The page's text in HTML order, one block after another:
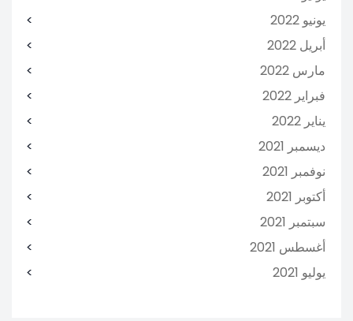
يونيو 2022
أبريل 2022
مارس 2022
فبراير 2022
يناير 2022
ديسمبر 2021
نوفمبر 2021
أكتوبر 2021
سبتمبر 2021
أغسطس 2021
يوليو 2021